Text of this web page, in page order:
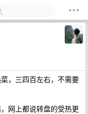
，三四百左右，不需要
网上都说转盘的受热更